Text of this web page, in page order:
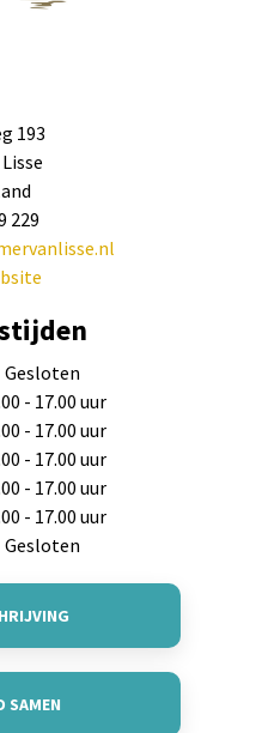
193
229
Gesloten
- 17.00 uur
- 17.00 uur
- 17.00 uur
- 17.00 uur
- 17.00 uur
Gesloten
SAMEN